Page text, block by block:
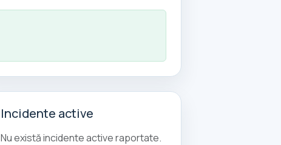
Incidente active
Nu există incidente active raportate.